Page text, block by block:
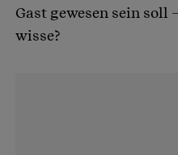
Gast gewesen sein soll
wisse?